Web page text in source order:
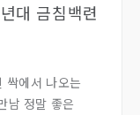
대 금침백련
에서 나오는
남 정말 좋은